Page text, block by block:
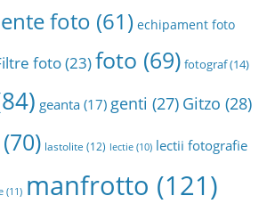
foto (61) echipament foto
foto(23)foto (69) fotograf(14)
geanta (17) genti (27) Gitzo (28)
(70) lastolite (12) lectie (10) lectii fotografie
(11) manfrotto (121)